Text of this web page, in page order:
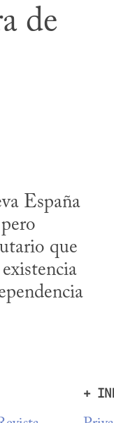
de
España
que
+